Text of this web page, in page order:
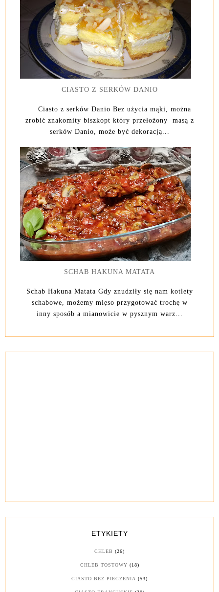
CIASTO Z SERKÓW DANIO
Ciasto z serków Danio Bez użycia mąki, można
zrobić znakomity biszkopt który przełożony masą z
serków Danio, może być dekoracją...
SCHAB HAKUNA MATATA
Schab Hakuna Matata Gdy znudziły się nam kotlety
schabowe, możemy mięso przygotować trochę w
inny sposób a mianowicie w pysznym warz...
ETYKIETY
CHLEB (26)
CHLEB TOSTOWY (18)
CIASTO BEZ PIECZENIA (53)